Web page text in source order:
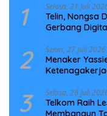
1 Selasa, 21 Juli
Telin, Nongsa
Gerbang
2 Senin, 27 Juli 2026
Menaker
3 Selasa, 28 Juli
Telkom Raih
Membangun